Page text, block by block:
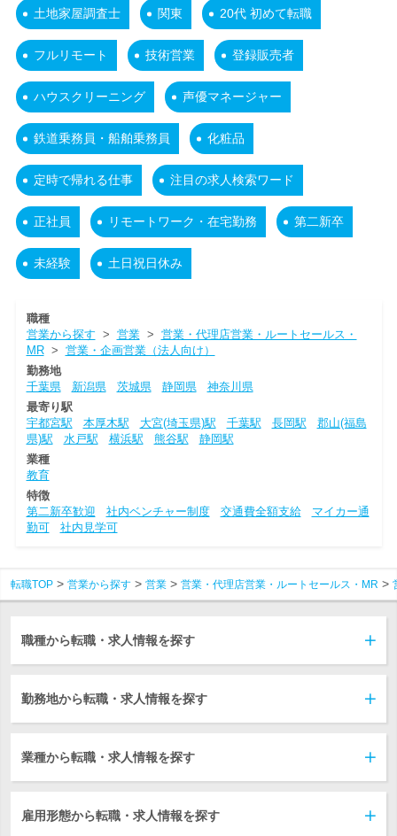
土地家屋調査士 関東 20代 初めて転職
フルリモート 技術営業 登録販売者
ハウスクリーニング 声優マネージャー
鉄道乗務員・船舶乗務員 化粧品
定時で帰れる仕事 注目の求人検索ワード
正社員 リモートワーク・在宅勤務 第二新卒
未経験 土日祝日休み
職種
営業から探す > 営業> 営業・代理店営業・ルートセールス・
MR> 営業・企画営業（法人向け）
勤務地
千葉県
新潟県 茨城県 静岡県
神奈川県
最寄り駅
宇都宮駅
本厚木駅 大宮(埼玉県)駅 千葉駅 長岡駅
郡山(福島
県)駅
水戸駅 横浜駅 熊谷駅
静岡駅
業種
教育
特徴
第二新卒歓迎
社内ベンチャー制度 交通費全額支給
マイカー通
勤可
社内見学可
転職TOP 営業から探す 営業 営業・代理店営業・ルートセールス・MR
職種から転職・求人情報を探す
勤務地から転職・求人情報を探す
業種から転職・求人情報を探す
雇用形態から転職・求人情報を探す